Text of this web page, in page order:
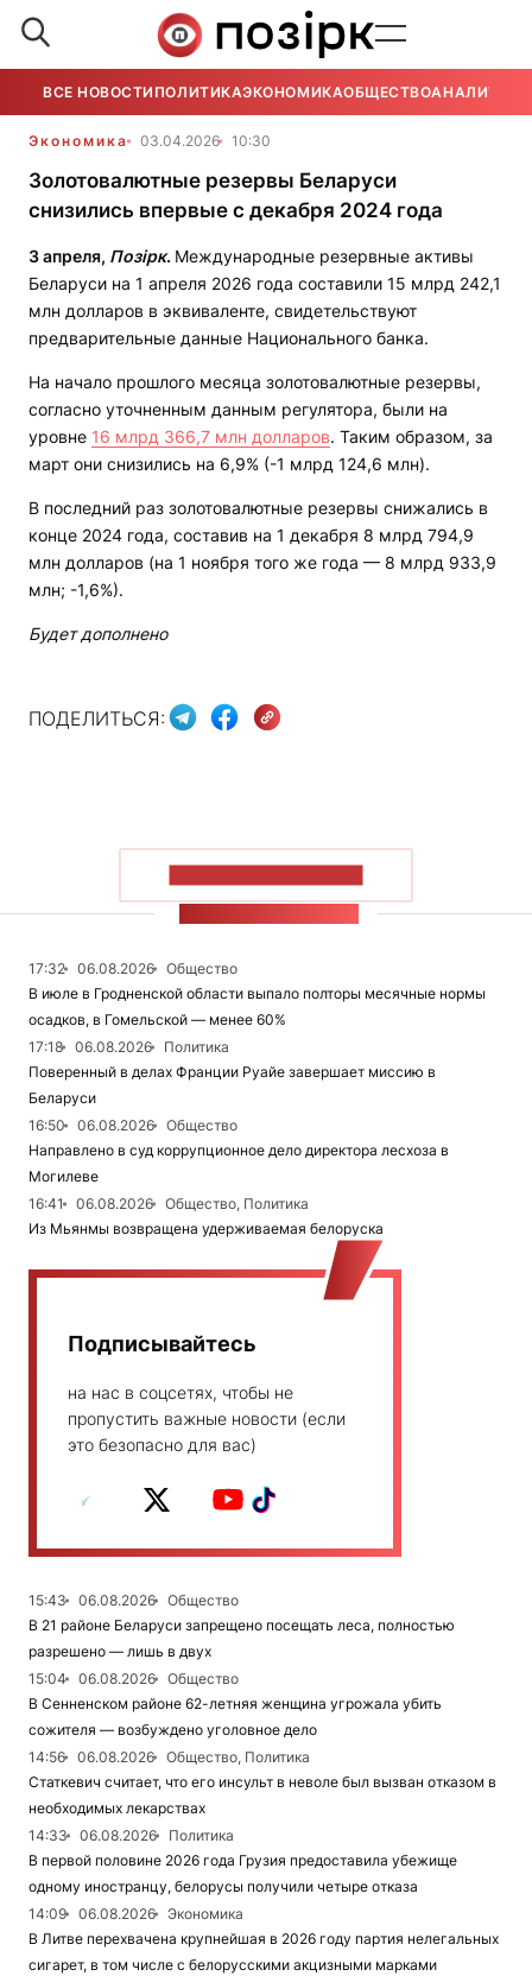
ВСЕ НОВОСТИ ПОЛИТИКАЭКОНОМИКАОБЩЕСТВОАНАЛИТИКА
Экономика 03.04.2026 10:30
Золотовалютные резервы Беларуси
снизились впервые с декабря 2024 года
3 апреля, Позірк. Международные резервные активы
Беларуси на 1 апреля 2026 года составили 15 млрд 242,1
млн долларов в эквиваленте, свидетельствуют
предварительные данные Национального банка.
На начало прошлого месяца золотовалютные резервы,
согласно уточненным данным регулятора, были на
уровне 16 млрд 366,7 млн долларов. Таким образом, за
март они снизились на 6,9% (-1 млрд 124,6 млн).
В последний раз золотовалютные резервы снижались в
конце 2024 года, составив на 1 декабря 8 млрд 794,9
млн долларов (на 1 ноября того же года — 8 млрд 933,9
млн; -1,6%).
Будет дополнено
ПОДЕЛИТЬСЯ:
17:32 06.08.2026
Общество
В июле в Гродненской области выпало полторы месячные нормы
осадков, в Гомельской — менее 60%
17:18
06.08.2026
Политика
Поверенный в делах Франции Руайе завершает миссию в
Беларуси
16:50
06.08.2026
Общество
Направлено в суд коррупционное дело директора лесхоза в
Могилеве
16:41
06.08.2026
Общество, Политика
Из Мьянмы возвращена удерживаемая белоруска
Подписывайтесь
на нас в соцсетях, чтобы не
пропустить важные новости (если
это безопасно для вас)
15:43 06.08.2026
Общество
В 21 районе Беларуси запрещено посещать леса, полностью
разрешено — лишь в двух
15:04
06.08.2026
Общество
В Сенненском районе 62-летняя женщина угрожала убить
сожителя — возбуждено уголовное дело
14:56
06.08.2026
Общество, Политика
Статкевич считает, что его инсульт в неволе был вызван отказом в
необходимых лекарствах
14:33
06.08.2026
Политика
В первой половине 2026 года Грузия предоставила убежище
одному иностранцу, белорусы получили четыре отказа
14:09
06.08.2026
Экономика
В Литве перехвачена крупнейшая в 2026 году партия нелегальных
сигарет, в том числе с белорусскими акцизными марками